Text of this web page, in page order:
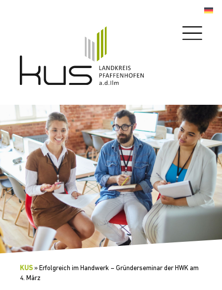
KUS » Erfolgreich im Handwerk – Gründerseminar der HWK am
4. März